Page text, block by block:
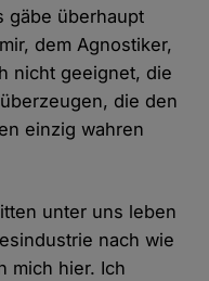
gäbe überhaupt
dem Agnostiker,
nicht geeignet, die
die den
einzig wahren
unter uns leben
nach wie
mich hier. Ich